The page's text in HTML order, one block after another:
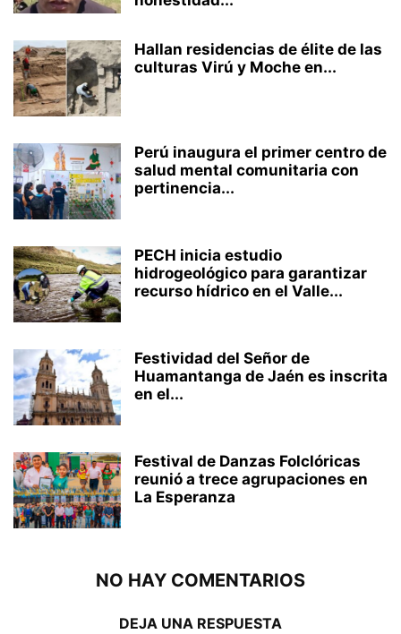
Hallan residencias de élite de las
culturas Virú y Moche en...
Perú inaugura el primer centro de
salud mental comunitaria con
pertinencia...
PECH inicia estudio
hidrogeológico para garantizar
recurso hídrico en el Valle...
Festividad del Señor de
Huamantanga de Jaén es inscrita
en el...
Festival de Danzas Folclóricas
reunió a trece agrupaciones en
La Esperanza
NO HAY COMENTARIOS
DEJA UNA RESPUESTA